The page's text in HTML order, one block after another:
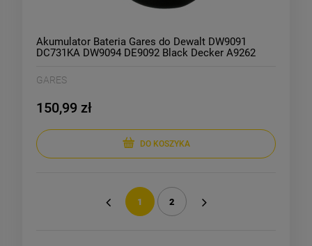
Akumulator Bateria Gares do Dewalt DW9091
DC731KA DW9094 DE9092 Black Decker A9262
GARES
150,99 zł
DO KOSZYKA
1 2